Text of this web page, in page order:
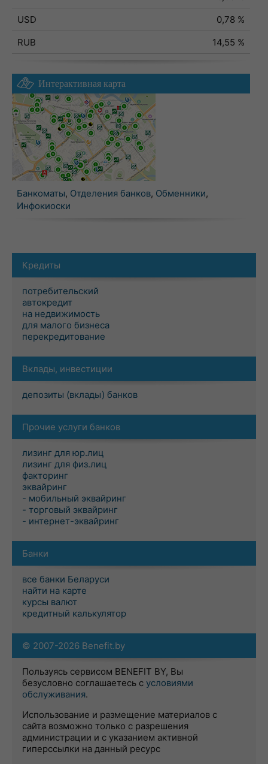
USD
0,78 %
RUB
14,55 %
Интерактивная карта
Банкоматы, Отделения банков, Обменники,
Инфокиоски
Кредиты
потребительский
автокредит
на недвижимость
для малого бизнеса
перекредитование
Вклады, инвестиции
депозиты (вклады) банков
Прочие услуги банков
лизинг для юр.лиц
лизинг для физ.лиц
факторинг
эквайринг
- мобильный эквайринг
- торговый эквайринг
- интернет-эквайринг
Банки
все банки Беларуси
найти на карте
курсы валют
кредитный калькулятор
© 2007-2026 Benefit.by
Пользуясь сервисом BENEFIT BY, Вы
безусловно соглашаетесь с условиями
обслуживания.
Использование и размещение материалов с
сайта возможно только с разрешения
администрации и с указанием активной
гиперссылки на данный ресурс